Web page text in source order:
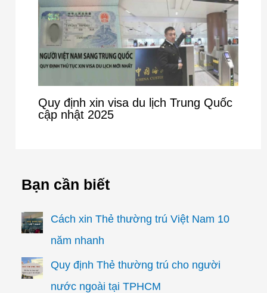
Quy định xin visa du lịch Trung Quốc
cập nhật 2025
Bạn cần biết
Cách xin Thẻ thường trú Việt Nam 10
năm nhanh
Quy định Thẻ thường trú cho người
nước ngoài tại TPHCM